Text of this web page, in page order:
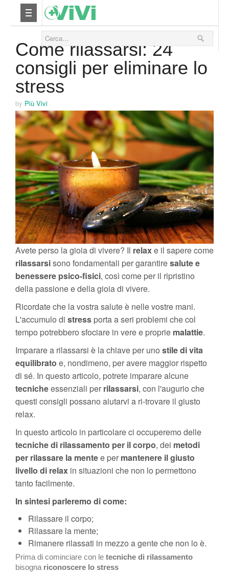
Yoga
Bellezza
Fitness
Relax
Viaggi & Vacanze
28 Marzo 2012
Come rilassarsi: 24
consigli per eliminare lo
stress
by Più Vivi
Avete perso la gioia di vivere? Il relaxe il sapere come
rilassarsisono fondamentali per garantiresalute e
benessere psico-fisici, così come per il ripristino
della passione e della gioia di vivere.
Ricordate che la vostra salute è nelle vostre mani.
L'accumulo di stress porta a seri problemi che col
tempo potrebbero sfociare in vere e proprie malattie.
Imparare a rilassarsi è la chiave per uno stile di vita
equilibrato e, nondimeno, per avere maggior rispetto
di sé. In questo articolo, potrete imparare alcune
tecnicheessenziali per rilassarsi, con l'augurio che
questi consigli possano aiutarvi a ri-trovare il giusto
relax.
In questo articolo in particolare ci occuperemo delle
tecniche di rilassamento per il corpo, dei metodi
per rilassare la mentee per mantenere il giusto
livello di relax in situazioni che non lo permettono
tanto facilmente.
In sintesi parleremo di come:
Rilassare il corpo;
Rilassare la mente;
Rimanere rilassati in mezzo a gente che non lo è.
Prima di cominciare con le tecniche di rilassamento
bisogna riconoscere lo stress